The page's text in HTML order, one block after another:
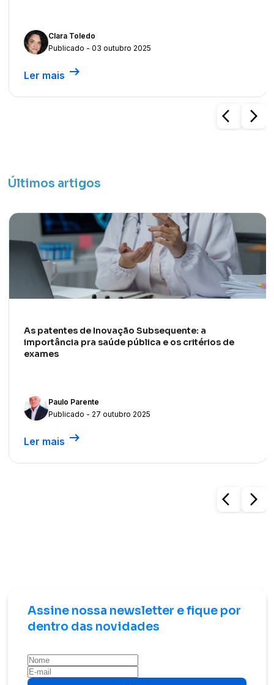
Clara Toledo
Publicado - 03 outubro 2025
Ler mais arrow_right_alt
arrow_back_ios arrow_forward_ios
Últimos artigos
As patentes de Inovação Subsequente: a
importância pra saúde pública e os critérios de
exames
Paulo Parente
Publicado - 27 outubro 2025
Ler mais arrow_right_alt
arrow_back_ios arrow_forward_ios
Assine nossa newsletter e fique por
dentro das novidades